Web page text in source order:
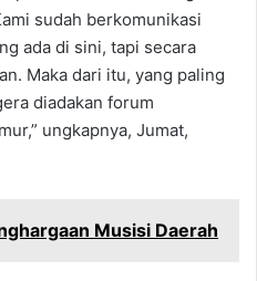
sudah berkomunikasi
ada di sini, tapi secara
Maka dari itu, yang paling
diadakan forum
ungkapnya, Jumat,
Musisi Daerah